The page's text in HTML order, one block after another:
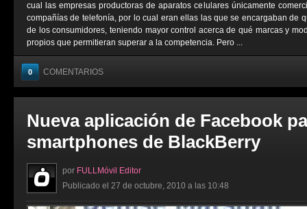
cual las empresas productoras de aparatos celulares únicamente
compañías de telefonía, por lo cual eran ellas las que se encargaban de
de los consumidores, teniendo mayor control acerca de qué marcas y
propios que permitieran superar a la competencia. Pero ...
0 COMENTARIOS
Nueva aplicación de Facebook
smartphones de BlackBerry
por FULLMóvil Editor
Publicado el 27 de octubre, 2010 a las 10:48